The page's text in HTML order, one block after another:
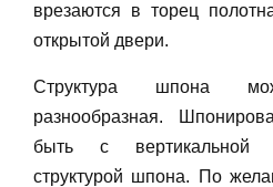
врезаются в торец
открытой двери.
Структура шпона
разнообразная.
быть с вертикальной
структурой шпона. По